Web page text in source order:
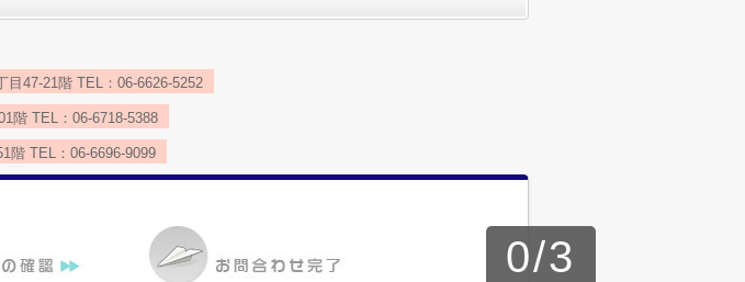
47-21階 TEL：06-6626-5252
階 TEL：06-6718-5388
階 TEL：06-6696-9099
0/3